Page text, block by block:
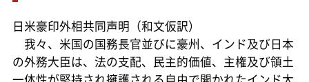
日米豪印外相共同声明（和文仮訳）
我々、米国の国務長官並びに豪州、インド及び日本
の外務大臣は、法の支配、民主的価値、主権及び領土